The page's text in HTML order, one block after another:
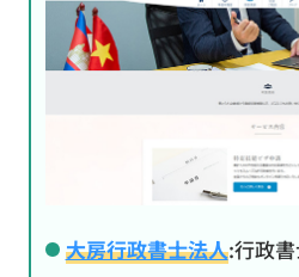
大房行政書士法人:行政